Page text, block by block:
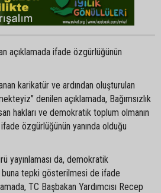
açıklamada ifade özgürlüğünün
karikatür ve ardından oluşturulan
denilen açıklamada, Bağımsızlık
hakları ve demokratik toplum olmanın
özgürlüğünün yanında olduğu
yayınlaması da, demokratik
tepki gösterilmesi de ifade
TC Başbakan Yardımcısı Recep